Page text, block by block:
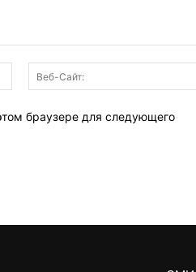
Электронная
почта:*
браузере для следующего